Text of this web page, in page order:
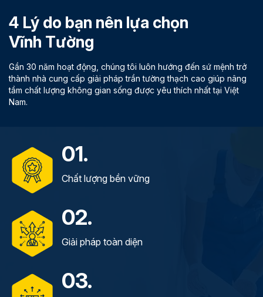
4 Lý do bạn nên lựa chọn
Vĩnh Tường
Gần 30 năm hoạt động, chúng tôi luôn hướng đến sứ mệnh trở
thành nhà cung cấp giải pháp trần tường thạch cao giúp nâng
tầm chất lượng không gian sống được yêu thích nhất tại Việt
Nam.
01.
Chất lượng bền vững
02.
Giải pháp toàn diện
03.